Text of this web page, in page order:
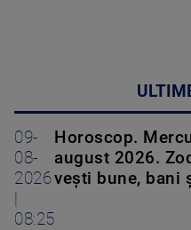
09-
08-
2026
|
08:25
Horoscop.
august 2026.
vești bune, bani